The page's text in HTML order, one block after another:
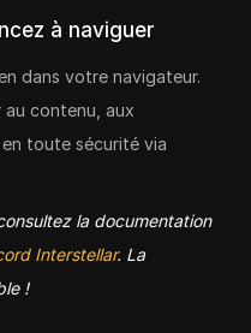
à naviguer
dans votre navigateur.
au contenu, aux
toute sécurité via
la documentation
Interstellar. La
!